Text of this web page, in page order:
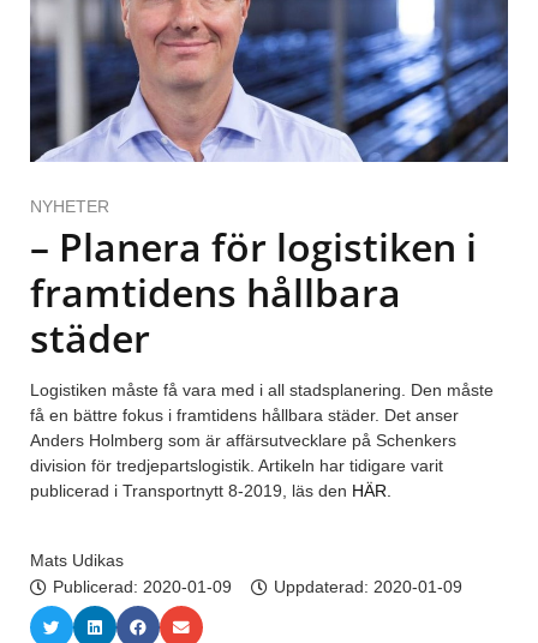
NYHETER
– Planera för logistiken i
framtidens hållbara
städer
Logistiken måste få vara med i all stadsplanering. Den måste
få en bättre fokus i framtidens hållbara städer. Det anser
Anders Holmberg som är affärsutvecklare på Schenkers
division för tredjepartslogistik. Artikeln har tidigare varit
publicerad i Transportnytt 8-2019, läs den HÄR.
Mats Udikas
Publicerad: 2020-01-09 Uppdaterad: 2020-01-09